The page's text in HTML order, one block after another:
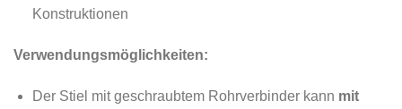
Konstruktionen
Verwendungsmöglichkeiten:
Der Stiel mit geschraubtem Rohrverbinder kann mit